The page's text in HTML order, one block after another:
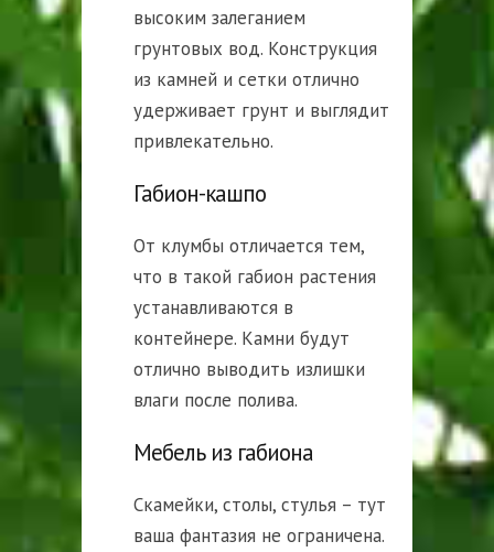
высоким залеганием
грунтовых вод. Конструкция
из камней и сетки отлично
удерживает грунт и выглядит
привлекательно.
Габион-кашпо
От клумбы отличается тем,
что в такой габион растения
устанавливаются в
контейнере. Камни будут
отлично выводить излишки
влаги после полива.
Мебель из габиона
Скамейки, столы, стулья – тут
ваша фантазия не ограничена.